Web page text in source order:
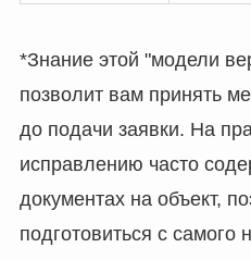
*Знание этой "модели
позволит вам принять
до подачи заявки. На
исправлению часто
документах на объект,
подготовиться с самого